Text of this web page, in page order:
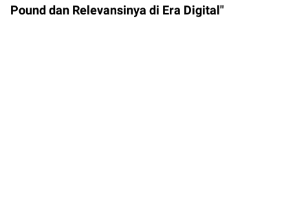
Pound dan Relevansinya di Era Digital"